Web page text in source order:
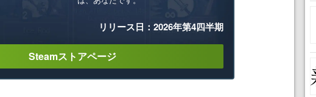
リリース日：2026年第4四半期
Steamストアページ